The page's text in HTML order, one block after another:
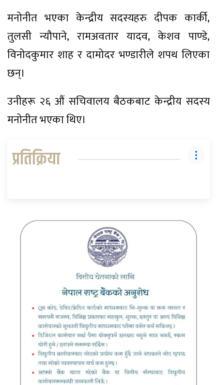
मनोनीत भएका केन्द्रीय सदस्यहरु दीपक कार्की,
तुलसी न्यौपाने, रामअवतार यादव, केशव पाण्डे,
विनोदकुमार शाह र दामोदर भण्डारीले शपथ लिएका
छन्।
उनीहरू २६ औं सचिवालय बैठकबाट केन्द्रीय सदस्य
मनोनीत भएका थिए।
प्रतिक्रिया